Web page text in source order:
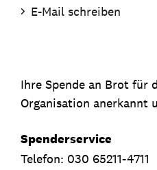
E-Mail schreiben
Ihre Spende an Brot für
Organisation anerkannt
Spenderservice
Telefon: 030 65211-4711